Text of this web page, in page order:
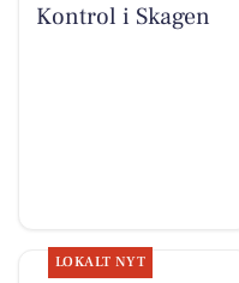
Kontrol i Skagen
LOKALT NYT